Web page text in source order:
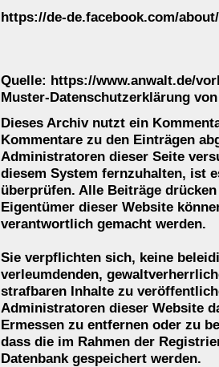
https://de-de.facebook.com/
Quelle: https://www.anwalt.de/
Muster-Datenschutzerklärung
Dieses Archiv nutzt ein
Kommentare zu den Einträgen
Administratoren dieser Seite
diesem System fernzuhalten, ist
überprüfen. Alle Beiträge
Eigentümer dieser Website
verantwortlich gemacht werden.
Sie verpflichten sich, keine
verleumdenden,
strafbaren Inhalte zu
Administratoren dieser Website
Ermessen zu entfernen oder zu
dass die im Rahmen der
Datenbank gespeichert werden.